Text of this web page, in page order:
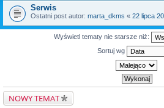
Serwis
Ostatni post autor: marta_dkms « 22 lipca
Wyświetl tematy nie starsze niż:
Sortuj wg
NOWY TEMAT